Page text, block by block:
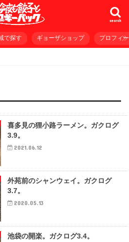
search
で探す ギョーザショップ プロフィ
喜多見の狸小路ラーメン。ガクログ
3.9。
2021.06.12
外苑前のシャンウェイ。ガクログ
3.7。
2020.05.13
池袋の開楽。ガクログ3.4。